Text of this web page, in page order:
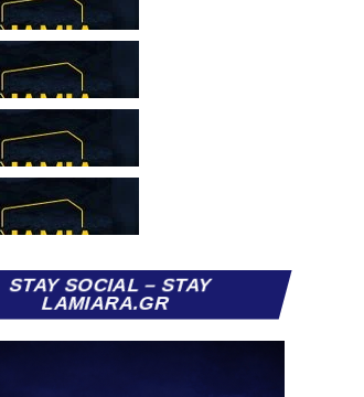
STAY SOCIAL – STAY
LAMIARA.GR